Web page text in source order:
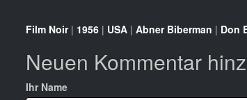
Film Noir| 1956 | USA | Abner Biberman | Don
Neuen Kommentar
Ihr Name